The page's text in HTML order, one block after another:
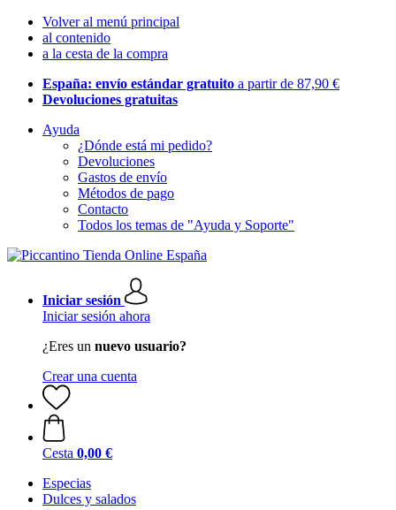
Volver al menú principal
al contenido
a la cesta de la compra
España: envío estándar gratuito a partir de 87,90 €
Devoluciones gratuitas
Ayuda
¿Dónde está mi pedido?
Devoluciones
Gastos de envío
Métodos de pago
Contacto
Todos los temas de "Ayuda y Soporte"
Iniciar sesión
Iniciar sesión ahora
¿Eres un nuevo usuario?
Crear una cuenta
Cesta 0,00 €
Especias
Dulces y salados